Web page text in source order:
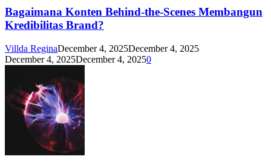
Bagaimana Konten Behind-the-Scenes Membangun
Kredibilitas Brand?
Villda ReginaDecember 4, 2025December 4, 2025
December 4, 2025December 4, 20250